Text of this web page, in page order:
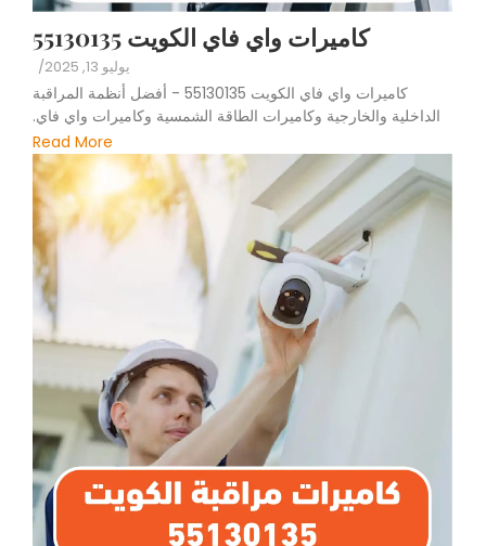
كاميرات واي فاي الكويت 55130135
يوليو 13, 2025 /
كاميرات واي فاي الكويت 55130135 - أفضل أنظمة المراقبة
الداخلية والخارجية وكاميرات الطاقة الشمسية وكاميرات واي فاي.
Read More